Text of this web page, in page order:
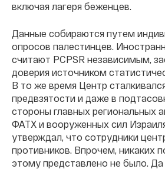
включая лагеря беженцев.
Данные собираются путем
опросов палестинцев.
считают PCPSR независимым,
доверия источником
В то же время Центр
предвзятости и даже в
стороны главных региональных
ФАТХ и вооруженных сил
утверждал, что сотрудники
противников. Впрочем, никаких
этому представлено не было. Да